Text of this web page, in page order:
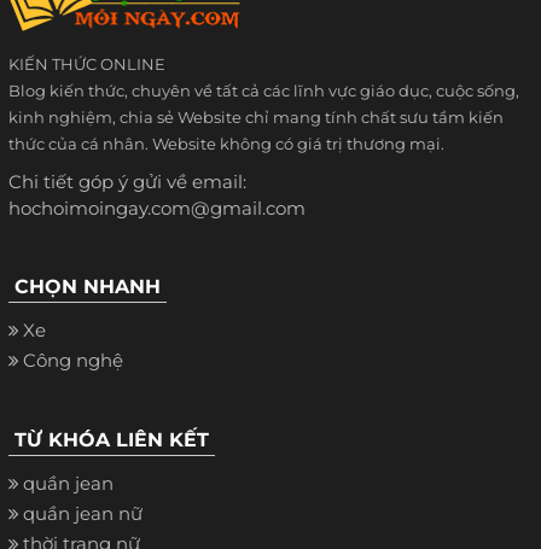
KIẾN THỨC ONLINE
Blog kiến thức, chuyên về tất cả các lĩnh vực giáo dục, cuộc sống,
kinh nghiệm, chia sẻ Website chỉ mang tính chất sưu tầm kiến
thức của cá nhân. Website không có giá trị thương mại.
Chi tiết góp ý gửi về email:
hochoimoingay.com@gmail.com
CHỌN NHANH
Xe
Công nghệ
TỪ KHÓA LIÊN KẾT
quần jean
quần jean nữ
thời trang nữ